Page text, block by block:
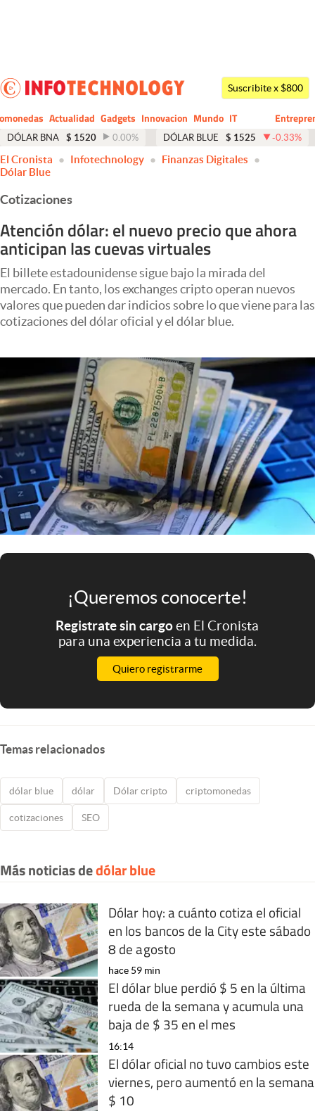
Dólar
Economía y Política
Finanzas y Mercados
Columnistas
Otras secciones
Apertura
Infotechnology
Clima
Mundial 2026
Eventos Corporativos
El Cronista Studio
Mediakit
abre en nueva pestaña
Argentina
Suscribite x $800
Actualidad Gadgets Innovacion Mundo
CIO
IT
Business
DÓLAR BNA $ 1520 0.00% DÓLAR BLUE $ 1525 -0.33%
El Cronista Infotechnology
Finanzas Digitales
Dólar Blue
Cotizaciones
Atención dólar: el nuevo precio que ahora
anticipan las cuevas virtuales
El billete estadounidense sigue bajo la mirada del
mercado. En tanto, los exchanges cripto operan nuevos
valores que pueden dar indicios sobre lo que viene para las
cotizaciones del dólar oficial y el dólar blue.
¡Queremos conocerte!
Registrate sin cargoen El Cronista
para una experiencia a tu medida.
Quiero registrarme
Temas relacionados
dólar blue dólar Dólar cripto criptomonedas
cotizaciones SEO
Más noticias dedólar blue
Dólar hoy: a cuánto cotiza el oficial
en los bancos de la City este sábado
8 de agosto
hace 59 min
El dólar blue perdió $ 5 en la última
rueda de la semana y acumula una
baja de $ 35 en el mes
16:14
El dólar oficial no tuvo cambios este
viernes, pero aumentó en la semana
$ 10